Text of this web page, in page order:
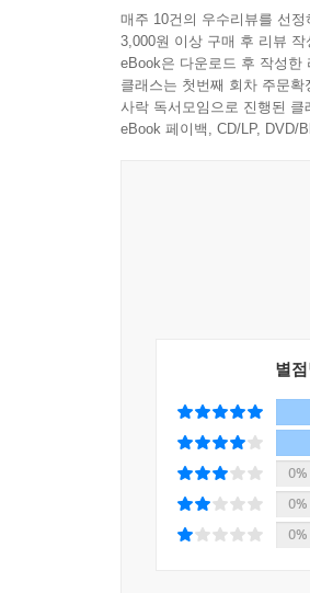
기 초의 지그문트 프로이
하는 많은 어휘를 제공
시작되었다.
--- p.422-423
매주 10건의 우수리뷰를 선
3,000원 이상 구매 후 리뷰 작
eBook은 다운로드 후 작성한
클래스는 첫번째 회차 주문
사락 독서모임으로 진행된
eBook 페이백, CD/LP, DVD/
별
0%
0%
0%